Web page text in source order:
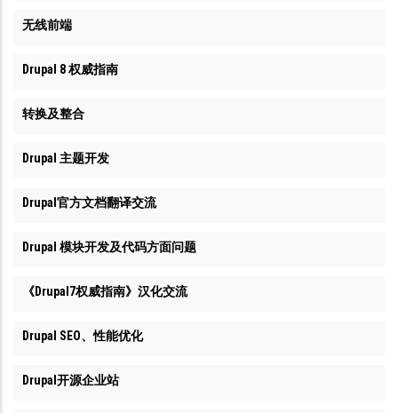
无线前端
Drupal 8 权威指南
转换及整合
Drupal 主题开发
Drupal官方文档翻译交流
Drupal 模块开发及代码方面问题
《Drupal7权威指南》汉化交流
Drupal SEO、性能优化
Drupal开源企业站